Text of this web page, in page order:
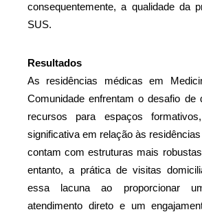
consequentemente, a qualidade da
SUS.
Resultados
As residências médicas em
Comunidade enfrentam o desafio de
recursos para espaços
significativa em relação às
contam com estruturas mais
entanto, a prática de visitas
essa lacuna ao proporcionar
atendimento direto e um